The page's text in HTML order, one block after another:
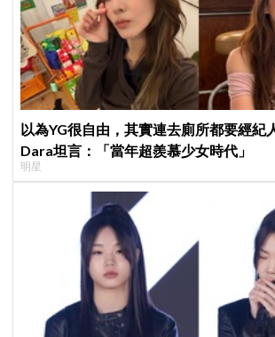
以為YG很自由，其實連去廁所都要經紀
Dara坦言：「當年超羨慕少女時代」
明星